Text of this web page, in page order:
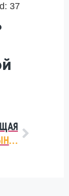
37
АНАЛИЗ РЫНКА МОЛОЧНОЙ ПРОДУКЦИИ УКРАИНЫ 2015-2016